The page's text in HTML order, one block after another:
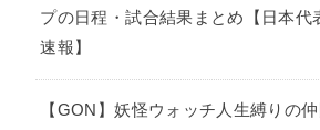
プの日程・試合結果まとめ【日本代
速報】
【GON】妖怪ウォッチ人生縛りの